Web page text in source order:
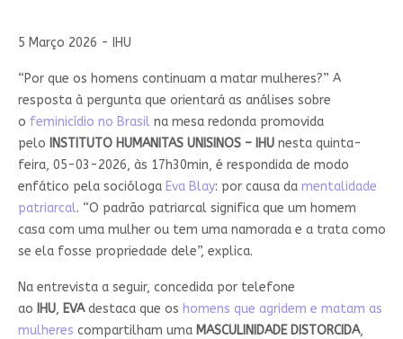
5 Março 2026 - IHU
“Por que os homens continuam a matar mulheres?” A
resposta à pergunta que orientará as análises sobre
o feminicídio no Brasil na mesa redonda promovida
pelo INSTITUTO HUMANITAS UNISINOS – IHU nesta quinta-
feira, 05-03-2026, às 17h30min, é respondida de modo
enfático pela socióloga Eva Blay: por causa da mentalidade
patriarcal. “O padrão patriarcal significa que um homem
casa com uma mulher ou tem uma namorada e a trata como
se ela fosse propriedade dele”, explica.
Na entrevista a seguir, concedida por telefone
ao IHU, EVA destaca que os homens que agridem e matam as
mulheres compartilham uma MASCULINIDADE DISTORCIDA,